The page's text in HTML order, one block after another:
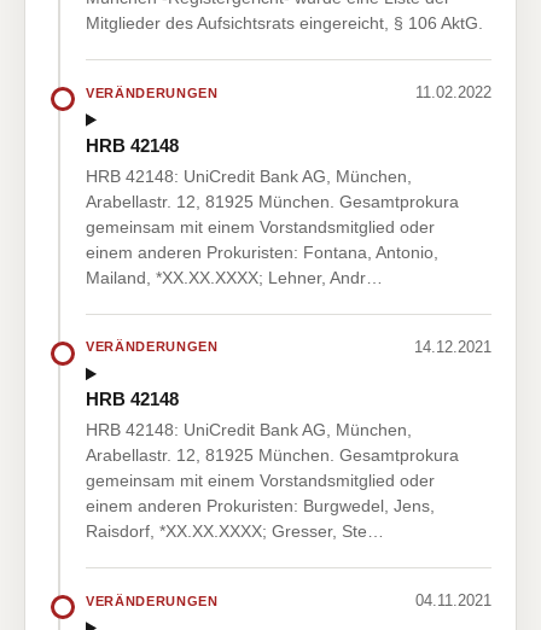
Mitglieder des Aufsichtsrats eingereicht, § 106 AktG.
VERÄNDERUNGEN 11.02.2022
HRB 42148
HRB 42148: UniCredit Bank AG, München,
Arabellastr. 12, 81925 München. Gesamtprokura
gemeinsam mit einem Vorstandsmitglied oder
einem anderen Prokuristen: Fontana, Antonio,
Mailand, *XX.XX.XXXX; Lehner, Andr…
VERÄNDERUNGEN 14.12.2021
HRB 42148
HRB 42148: UniCredit Bank AG, München,
Arabellastr. 12, 81925 München. Gesamtprokura
gemeinsam mit einem Vorstandsmitglied oder
einem anderen Prokuristen: Burgwedel, Jens,
Raisdorf, *XX.XX.XXXX; Gresser, Ste…
VERÄNDERUNGEN 04.11.2021